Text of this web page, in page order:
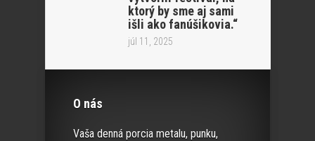
ktorý by sme aj sami
išli ako fanúšikovia.“
júl 11, 2025
O nás
Vaša denná porcia metalu, punku,